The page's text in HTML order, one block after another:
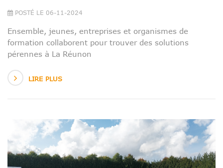
POSTÉ LE 06-11-2024
Ensemble, jeunes, entreprises et organismes de
formation collaborent pour trouver des solutions
pérennes à La Réunon
LIRE PLUS